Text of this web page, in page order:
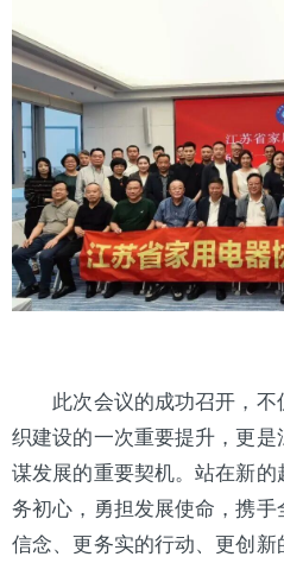
此次会议的成功召开，不
织建设的一次重要提升，更
谋发展的重要契机。站在新
务初心，勇担发展使命，携
信念、更务实的行动、更创